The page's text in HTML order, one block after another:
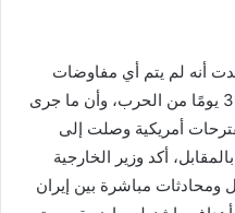
أنه لم يتم أي مفاوضات
مباشرة مع الولايات المتحدة خلال 31 يومًا من الحرب، وأن ما جرى
أمريكية وصلت إلى
أكد وزير الخارجية
ومحادثات مباشرة بين إيران